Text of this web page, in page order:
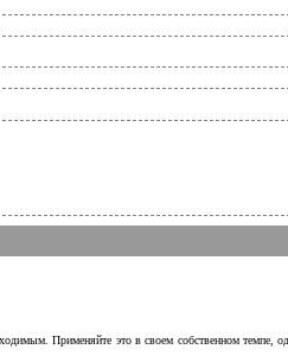
Применяйте это в своем собственном темпе,